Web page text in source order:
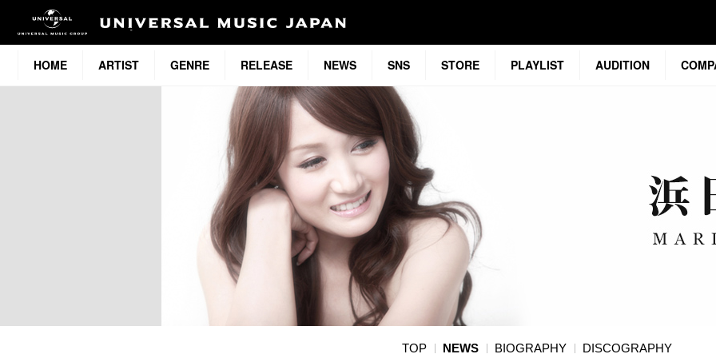
HOME ARTIST GENRE RELEASE NEWS SNS STORE PLAYLIST AUDITION
TOP NEWS BIOGRAPHY DISCOGRAPHY